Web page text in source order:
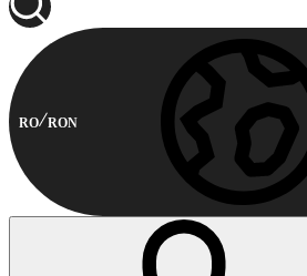
RO RON